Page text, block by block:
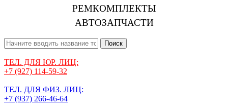
РЕМКОМПЛЕКТЫ
АВТОЗАПЧАСТИ
Поиск
ТЕЛ. ДЛЯ ЮР. ЛИЦ:
+7 (927) 114-59-32
ТЕЛ. ДЛЯ ФИЗ. ЛИЦ:
+7 (937) 266-46-64